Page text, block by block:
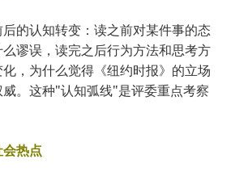
的认知转变：读之前对某件事的态
谬误，读完之后行为方法和思考方
，为什么觉得《纽约时报》的立场
。这种"认知弧线"是评委重点考察
热点